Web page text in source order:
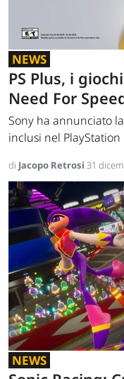
NEWS
PS Plus, i
Need For
Sony ha annunciato
inclusi nel
di Jacopo Retrosi 31
NEWS